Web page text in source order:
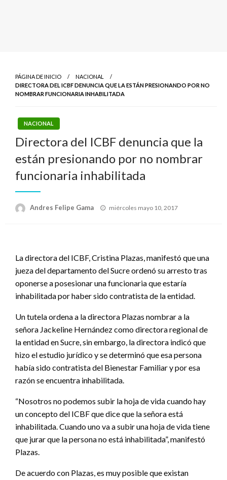
PÁGINA DE INICIO
NACIONAL
DIRECTORA DEL ICBF DENUNCIA QUE LA ESTÁN PRESIONANDO POR NO
NOMBRAR FUNCIONARIA INHABILITADA
NACIONAL
Directora del ICBF denuncia que la
están presionando por no nombrar
funcionaria inhabilitada
Andres Felipe Gama
Publicado
miércoles mayo 10, 2017
La directora del ICBF, Cristina Plazas, manifestó que una
jueza del departamento del Sucre ordenó su arresto tras
oponerse a posesionar una funcionaria que estaría
inhabilitada por haber sido contratista de la entidad.
Un tutela ordena a la directora Plazas nombrar a la
señora Jackeline Hernández como directora regional de
la entidad en Sucre, sin embargo, la directora indicó que
hizo el estudio jurídico y se determinó que esa persona
había sido contratista del Bienestar Familiar y por esa
razón se encuentra inhabilitada.
“Nosotros no podemos subir la hoja de vida cuando hay
un concepto del ICBF que dice que la señora está
inhabilitada. Cuando uno va a subir una hoja de vida tiene
que jurar que la persona no está inhabilitada”, manifestó
Plazas.
De acuerdo con Plazas, es muy posible que existan